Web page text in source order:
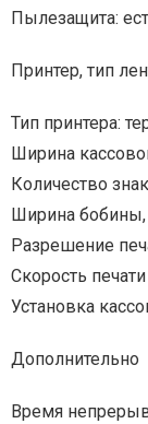
Пылезащита:
Принтер, тип
Тип принтера:
Ширина
Количество
Ширина
Разрешение
Скорость
Установка
Дополнительно
Время